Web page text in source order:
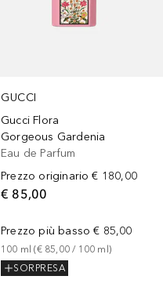
GUCCI
Gucci Flora
Gorgeous Gardenia
Eau de Parfum
Prezzo originario € 180,00
€ 85,00
Prezzo più basso € 85,00
100 ml (€ 85,00 / 100 ml)
SORPRESA